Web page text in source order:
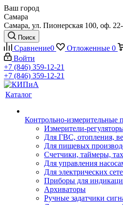
Ваш город
Самара
Самара, ул. Пионерская 100, оф.
Поиск
Сравнение0 Отложенные 0
Войти
+7 (846) 359-12-21
+7 (846) 359-12-21
Каталог
Контрольно-измерительные
Измерители-
Для ГВС, отопления,
Для пищевых
Счетчики, таймеры,
Для управления
Для электрических
Приборы для
Архиваторы
Ручные задатчики